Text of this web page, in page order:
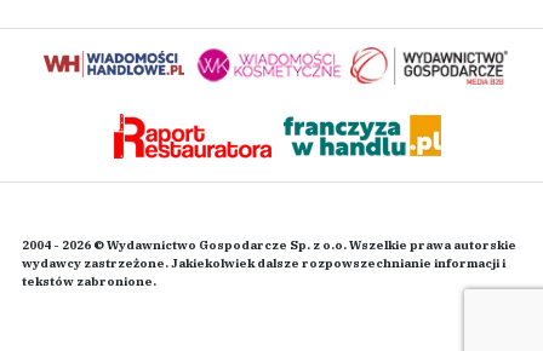
2004 - 2026 © Wydawnictwo Gospodarcze Sp. z o.o. Wszelkie prawa autorskie
wydawcy zastrzeżone. Jakiekolwiek dalsze rozpowszechnianie informacji i
tekstów zabronione.